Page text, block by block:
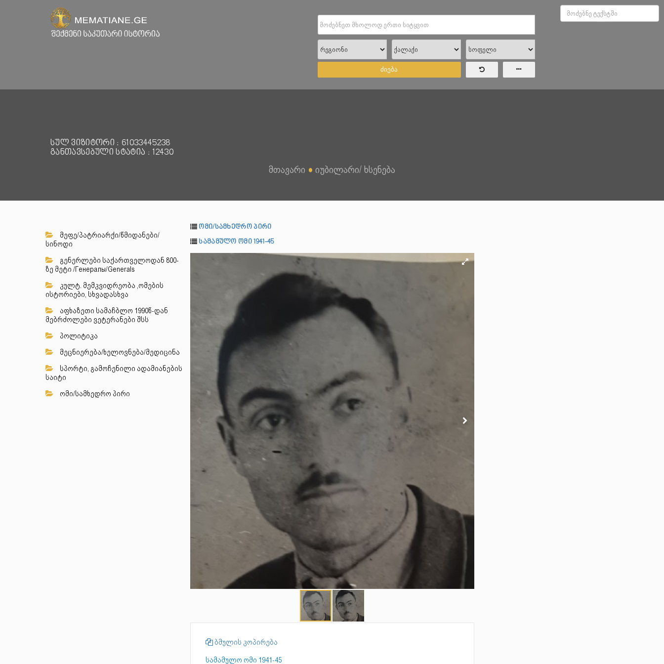
ძიება
სულ ვიზიტორი : 61033445238
განთავსებული სტატია : 12430
მთავარი ● იუბილარი/ ხსენება
მეფე/პატრიარქი/წმიდანები/
სინოდი
გენერლები საქართველოდან 800-
ზე მეტი /Генералы/Generals
კულტ. მემკვიდრეობა ,ომების
ისტორიები, სხვადასხვა
აფხაზეთი სამაჩბლო 1990წ-დან
მებრძოლები ვეტერანები შსს
პოლიტიკა
მეცნიერება/ხელოვნება/მედიცინა
სპორტი, გამოჩენილი ადამიანების
საიტი
ომი/სამხედრო პირი
ომი/სამხედრო პირი
სამამულო ომი 1941-45
ბმულის კოპირება
სამამულო ომი 1941-45